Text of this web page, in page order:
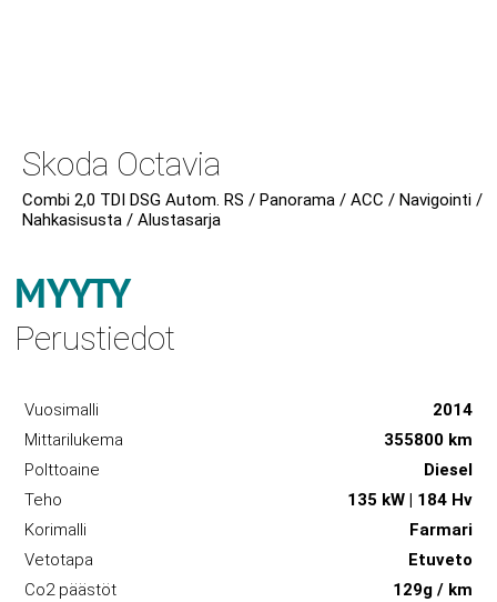
Skoda Octavia
Combi 2,0 TDI DSG Autom. RS / Panorama / ACC / Navigointi /
Nahkasisusta / Alustasarja
MYYTY
Perustiedot
Vuosimalli
2014
Mittarilukema
355800 km
Polttoaine
Diesel
Teho
135 kW | 184 Hv
Korimalli
Farmari
Vetotapa
Etuveto
Co2 päästöt
129g / km